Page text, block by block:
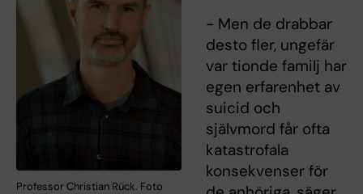
Professor Christian Rück. Foto
- Men de drabbar
desto fler, ungefär
var tionde familj har
egen erfarenhet av
suicid och
självmord får ofta
katastrofala
konsekvenser för